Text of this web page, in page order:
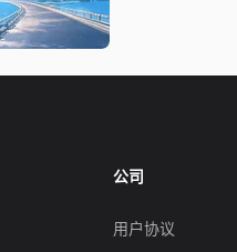
公司
用户协议